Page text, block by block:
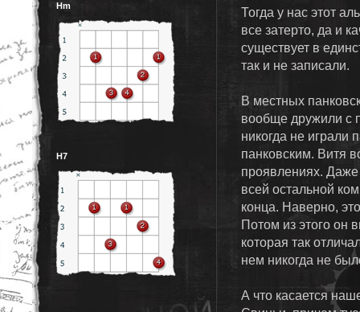
Тогда у нас этот
все затерто, да и
существует в
так и не записали.
В местных
вообще дружили с
никогда не играли
панковским. Витя
проявлениях. Даже
всей остальной
конца. Наверно,
Потом из этого он
которая так
нем никогда не
А что касается
Hm
H7